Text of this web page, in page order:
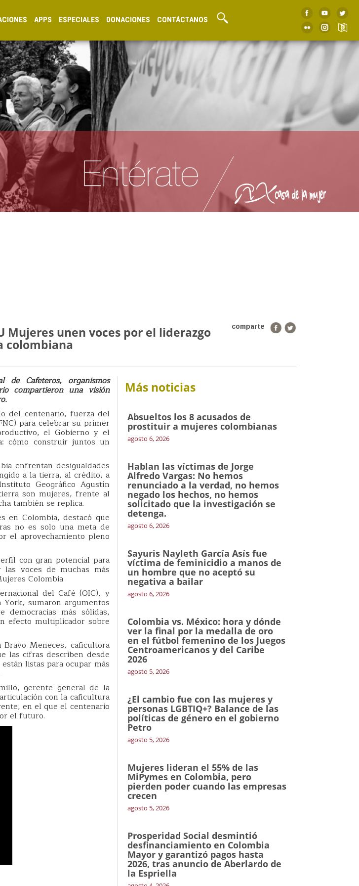
APPS ESPECIALES DONACIONES CONTÁCTANOS
comparte
Mujeres unen voces por el liderazgo
colombiana
Cafeteros, organismos
compartieron una visión
del centenario, fuerza del
para celebrar su primer
el Gobierno y el
cómo construir juntos un
enfrentan desigualdades
a la tierra, al crédito, a
Geográfico Agustín
son mujeres, frente al
también se replica.
en Colombia, destacó que
no es solo una meta de
el aprovechamiento pleno
con gran potencial para
las voces de muchas más
Colombia
del Café (OIC), y
sumaron argumentos
democracias más sólidas,
efecto multiplicador sobre
Meneces, caficultora
las cifras describen desde
listas para ocupar más
gerente general de la
con la caficultura
en el que el centenario
el futuro.
Más noticias
Absueltos los 8 acusados de
prostituir a mujeres colombianas
agosto 6, 2026
Hablan las víctimas de Jorge
Alfredo Vargas: No hemos
renunciado a la verdad, no hemos
negado los hechos, no hemos
solicitado que la investigación se
detenga.
agosto 6, 2026
Sayuris Nayleth García Asís fue
víctima de feminicidio a manos de
un hombre que no aceptó su
negativa a bailar
agosto 6, 2026
Colombia vs. México: hora y dónde
ver la final por la medalla de oro
en el fútbol femenino de los Juegos
Centroamericanos y del Caribe
2026
agosto 5, 2026
¿El cambio fue con las mujeres y
personas LGBTIQ+? Balance de las
políticas de género en el gobierno
Petro
agosto 5, 2026
Mujeres lideran el 55% de las
MiPymes en Colombia, pero
pierden poder cuando las empresas
crecen
agosto 5, 2026
Prosperidad Social desmintió
desfinanciamiento en Colombia
Mayor y garantizó pagos hasta
2026, tras anuncio de Aberlardo de
la Espriella